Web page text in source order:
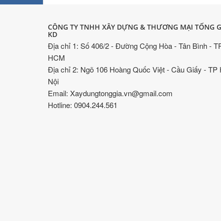
CÔNG TY TNHH XÂY DỰNG & THƯƠNG MẠI TỐNG
KD
Địa chỉ 1: Số 406/2 - Đường Cộng Hòa - Tân Bình -
HCM
Địa chỉ 2: Ngõ 106 Hoàng Quốc Việt - Cầu Giấy - TP
Nội
Email: Xaydungtonggia.vn@gmail.com
Hotline: 0904.244.561